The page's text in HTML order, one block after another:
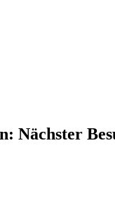
Nächster